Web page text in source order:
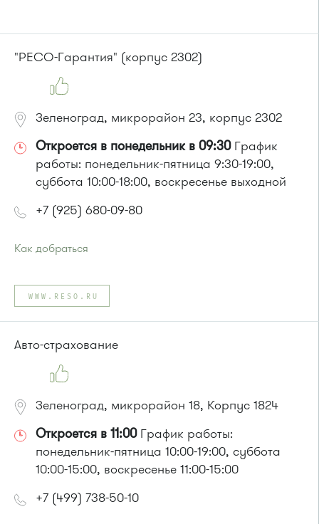
Маршрутка № 408м, 419м
или до остановки"Товары для дома":
Автобусы № 1, 3, 8, 11, 19, 29, 32, 400, 400э.
Маршрутка № 408м, 419м, 476м
"РЕСО-Гарантия" (корпус 2302)
Зеленоград, микрорайон 23, корпус 2302
Откроется в понедельник в 09:30График
работы: понедельник-пятница 9:30-19:00,
суббота 10:00-18:00, воскресенье выходной
+7 (925) 680-09-80
Как добраться
Автобус № 20.
или до остановки"Кутузово"
Автобус № 366.
WWW.RESO.RU
Авто-страхование
Зеленоград, микрорайон 18, Корпус 1824
Откроется в 11:00График работы:
понедельник-пятница 10:00-19:00, суббота
10:00-15:00, воскресенье 11:00-15:00
+7 (499) 738-50-10